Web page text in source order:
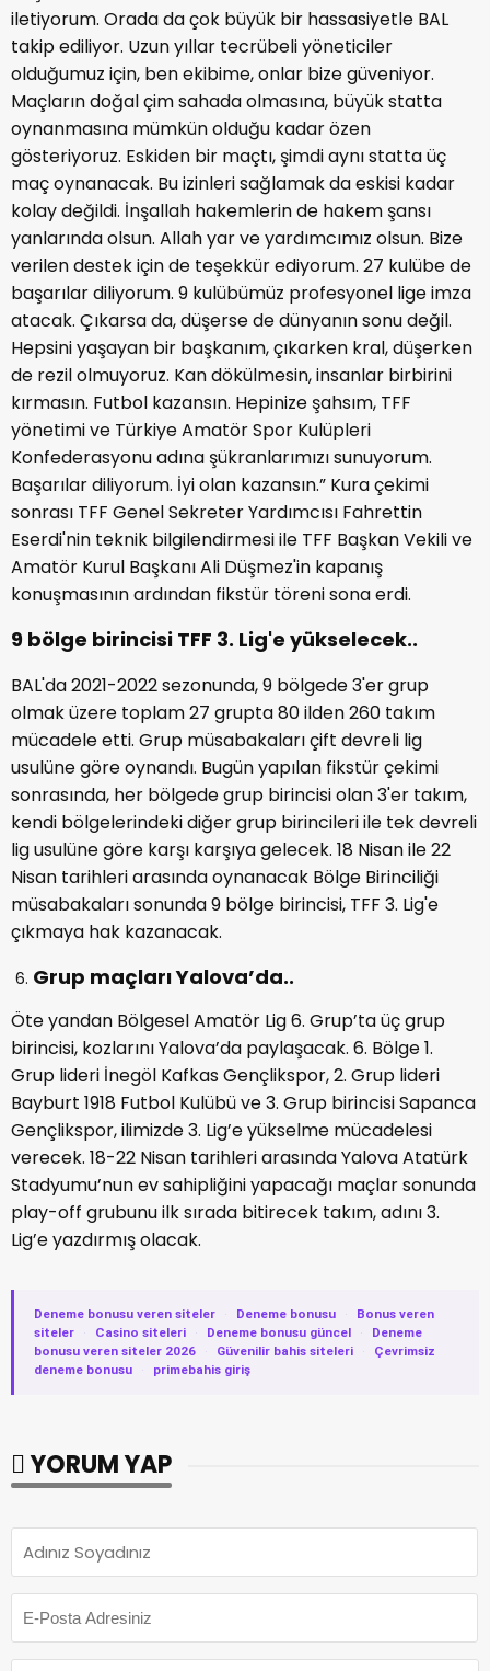
iletiyorum. Orada da çok büyük bir hassasiyetle BAL
takip ediliyor. Uzun yıllar tecrübeli yöneticiler
olduğumuz için, ben ekibime, onlar bize güveniyor.
Maçların doğal çim sahada olmasına, büyük statta
oynanmasına mümkün olduğu kadar özen
gösteriyoruz. Eskiden bir maçtı, şimdi aynı statta üç
maç oynanacak. Bu izinleri sağlamak da eskisi kadar
kolay değildi. İnşallah hakemlerin de hakem şansı
yanlarında olsun. Allah yar ve yardımcımız olsun. Bize
verilen destek için de teşekkür ediyorum. 27 kulübe de
başarılar diliyorum. 9 kulübümüz profesyonel lige imza
atacak. Çıkarsa da, düşerse de dünyanın sonu değil.
Hepsini yaşayan bir başkanım, çıkarken kral, düşerken
de rezil olmuyoruz. Kan dökülmesin, insanlar birbirini
kırmasın. Futbol kazansın. Hepinize şahsım, TFF
yönetimi ve Türkiye Amatör Spor Kulüpleri
Konfederasyonu adına şükranlarımızı sunuyorum.
Başarılar diliyorum. İyi olan kazansın.” Kura çekimi
sonrası TFF Genel Sekreter Yardımcısı Fahrettin
Eserdi'nin teknik bilgilendirmesi ile TFF Başkan Vekili ve
Amatör Kurul Başkanı Ali Düşmez'in kapanış
konuşmasının ardından fikstür töreni sona erdi.
9 bölge birincisi TFF 3. Lig'e yükselecek..
BAL'da 2021-2022 sezonunda, 9 bölgede 3'er grup
olmak üzere toplam 27 grupta 80 ilden 260 takım
mücadele etti. Grup müsabakaları çift devreli lig
usulüne göre oynandı. Bugün yapılan fikstür çekimi
sonrasında, her bölgede grup birincisi olan 3'er takım,
kendi bölgelerindeki diğer grup birincileri ile tek devreli
lig usulüne göre karşı karşıya gelecek. 18 Nisan ile 22
Nisan tarihleri arasında oynanacak Bölge Birinciliği
müsabakaları sonunda 9 bölge birincisi, TFF 3. Lig'e
çıkmaya hak kazanacak.
Grup maçları Yalova’da..
Öte yandan Bölgesel Amatör Lig 6. Grup’ta üç grup
birincisi, kozlarını Yalova’da paylaşacak. 6. Bölge 1.
Grup lideri İnegöl Kafkas Gençlikspor, 2. Grup lideri
Bayburt 1918 Futbol Kulübü ve 3. Grup birincisi Sapanca
Gençlikspor, ilimizde 3. Lig’e yükselme mücadelesi
verecek. 18-22 Nisan tarihleri arasında Yalova Atatürk
Stadyumu’nun ev sahipliğini yapacağı maçlar sonunda
play-off grubunu ilk sırada bitirecek takım, adını 3.
Lig’e yazdırmış olacak.
Deneme bonusu veren siteler · Deneme bonusu ·
Bonus veren
siteler
· Casino siteleri · Deneme bonusu güncel ·
Deneme
bonusu veren siteler 2026
· Güvenilir bahis siteleri ·
Çevrimsiz
deneme bonusu
· primebahis giriş
YORUM YAP